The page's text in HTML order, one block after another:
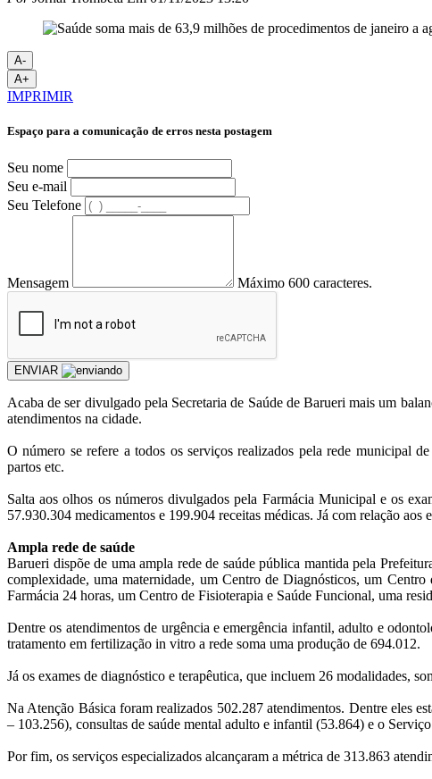
A-
A+
IMPRIMIR
Espaço para a comunicação de erros nesta postagem
Seu nome
Seu e-mail
Seu Telefone
Mensagem Máximo 600 caracteres.
ENVIAR
Acaba de ser divulgado pela Secretaria de Saúde de Barueri mais um
atendimentos na cidade.
O número se refere a todos os serviços realizados pela rede municipal
partos etc.
Salta aos olhos os números divulgados pela Farmácia Municipal e os
57.930.304 medicamentos e 199.904 receitas médicas. Já com relação
Ampla rede de saúde
Barueri dispõe de uma ampla rede de saúde pública mantida pela
complexidade, uma maternidade, um Centro de Diagnósticos, um
Farmácia 24 horas, um Centro de Fisioterapia e Saúde Funcional, uma
Dentre os atendimentos de urgência e emergência infantil, adulto e
tratamento em fertilização in vitro a rede soma uma produção de 694.012.
Já os exames de diagnóstico e terapêutica, que incluem 26 modalidades,
Na Atenção Básica foram realizados 502.287 atendimentos. Dentre eles
– 103.256), consultas de saúde mental adulto e infantil (53.864) e o
Por fim, os serviços especializados alcançaram a métrica de 313.863